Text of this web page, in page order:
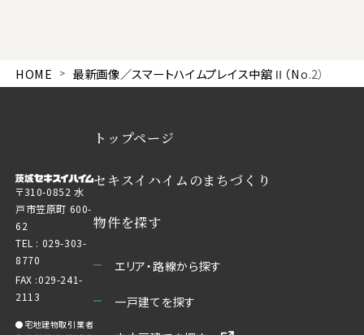
HOME 最新画像／スマートハイムプレイス中舘Ⅱ（No.2）
〒310-0852 水
戸市笠原町 600-
62
TEL : 029-303-
8770
FAX :029-241-
2113
●宅地建物取引業者
トップページ
セキスイハイムのまちづくり
物件を探す
エリア・路線から探す
一戸建てを探す